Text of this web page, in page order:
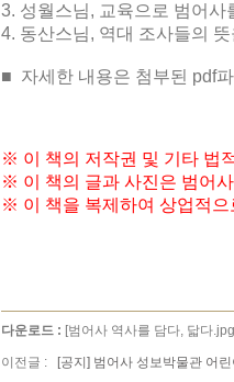
3. 성월스님, 교육으로 범어사
4. 동산스님, 역대 조사들의
■ 자세한 내용은 첨부된 pdf
※ 이 책의 저작권 및 기타 법
※ 이 책의 글과 사진은 범어
※ 이 책을 복제하여 상업적
다운로드 : [범어사 역사를 담다, 닯다
이전글 :
[공지] 범어사 성보박물관 어